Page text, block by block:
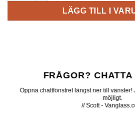
LÄGG TILL I
FRÅGOR?
Öppna chattfönstret längst ner till vänster!
möjligt.
// Scott -